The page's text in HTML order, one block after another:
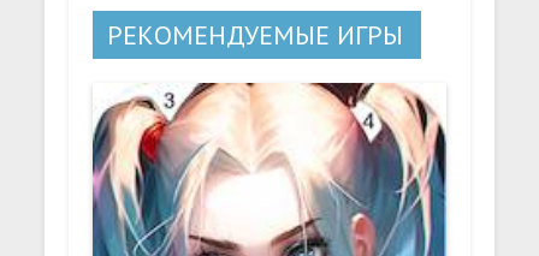
РЕКОМЕНДУЕМЫЕ ИГРЫ